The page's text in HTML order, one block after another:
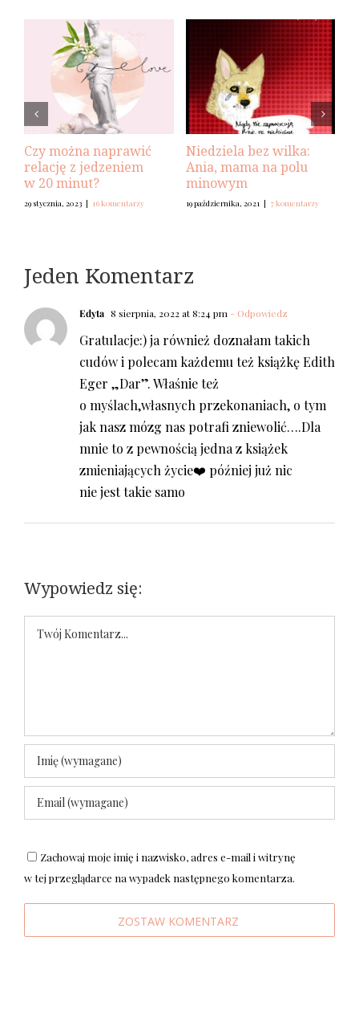
Czy można naprawić
relację z jedzeniem
w 20 minut?
29 stycznia, 2023 | 16 komentarzy
Niedziela bez wilka:
Ania, mama na polu
minowym
19 października, 2021 | 7 komentarzy
Jeden Komentarz
Edyta 8 sierpnia, 2022 at 8:24 pm - Odpowiedz
Gratulacje:) ja również doznałam takich
cudów i polecam każdemu też książkę Edith
Eger „Dar”. Właśnie też
o myślach,własnych przekonaniach, o tym
jak nasz mózg nas potrafi zniewolić….Dla
mnie to z pewnością jedna z książek
zmieniających życie❤️ później już nic
nie jest takie samo
Wypowiedz się:
Komentarz
Zachowaj moje imię i nazwisko, adres e-mail i witrynę
w tej przeglądarce na wypadek następnego komentarza.